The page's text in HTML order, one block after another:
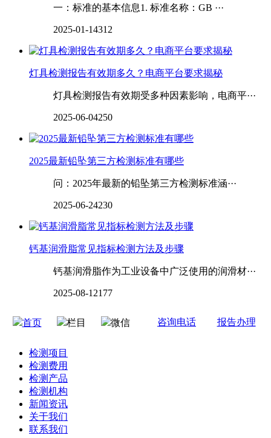
一：标准的基本信息1. 标准名称：GB ···
2025-01-14312
‌‌‌‌灯具检测报告有效期多久？电商平台要求揭秘
灯具检测报告有效期受多种因素影响，电商平···
2025-06-04250
2025最新铅坠第三方检测标准有哪些
问：2025年最新的铅坠第三方检测标准涵···
2025-06-24230
钙基润滑脂常见指标检测方法及步骤
钙基润滑脂作为工业设备中广泛使用的润滑材···
2025-08-12177
首页 栏目 微信 咨询电话 报告办理
检测项目
检测费用
检测产品
检测机构
新闻资讯
关于我们
联系我们